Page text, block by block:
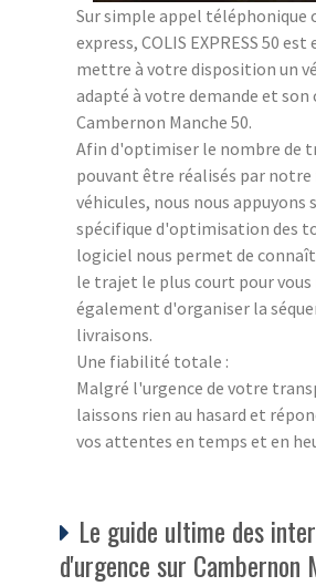
Sur simple appel téléphonique
express, COLIS EXPRESS 50 est
mettre à votre disposition un
adapté à votre demande et son
Cambernon Manche 50.
Afin d'optimiser le nombre de
pouvant être réalisés par
véhicules, nous nous appuyons
spécifique d'optimisation des
logiciel nous permet de
le trajet le plus court pour
également d'organiser la
livraisons.
Une fiabilité totale :
Malgré l'urgence de votre
laissons rien au hasard et
vos attentes en temps et en
Le guide ultime des
d'urgence sur Cambernon